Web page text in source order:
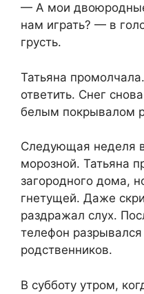
— А мои
нам играть? — в
грусть.
Татьяна
ответить. Снег
белым покрывалом
Следующая неделя
морозной. Татьяна
загородного дома,
гнетущей. Даже
раздражал слух.
телефон разрывался
родственников.
В субботу утром,